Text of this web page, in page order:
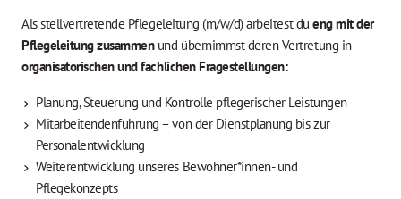
Als stellvertretende Pflegeleitung (m/w/d) arbeitest dueng mit der
Pflegeleitung zusammenund übernimmst deren Vertretung in
organisatorischen und fachlichen Fragestellungen:
Planung, Steuerung und Kontrolle pflegerischer Leistungen
Mitarbeitendenführung – von der Dienstplanung bis zur
Personalentwicklung
Weiterentwicklung unseres Bewohner*innen- und
Pflegekonzepts